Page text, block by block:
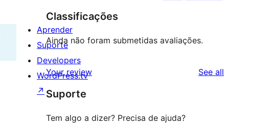
Classificações
Ainda não foram submetidas avaliações.
Your review See all
Suporte
Tem algo a dizer? Precisa de ajuda?
Aprender
Suporte
Developers
WordPress.tv
↗